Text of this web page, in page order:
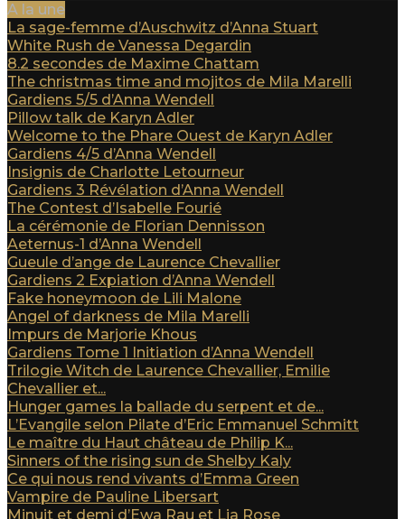
A la une
La sage-femme d’Auschwitz d’Anna Stuart
White Rush de Vanessa Degardin
8.2 secondes de Maxime Chattam
The christmas time and mojitos de Mila Marelli
Gardiens 5/5 d’Anna Wendell
Pillow talk de Karyn Adler
Welcome to the Phare Ouest de Karyn Adler
Gardiens 4/5 d’Anna Wendell
Insignis de Charlotte Letourneur
Gardiens 3 Révélation d’Anna Wendell
The Contest d’Isabelle Fourié
La cérémonie de Florian Dennisson
Aeternus-1 d’Anna Wendell
Gueule d’ange de Laurence Chevallier
Gardiens 2 Expiation d’Anna Wendell
Fake honeymoon de Lili Malone
Angel of darkness de Mila Marelli
Impurs de Marjorie Khous
Gardiens Tome 1 Initiation d’Anna Wendell
Trilogie Witch de Laurence Chevallier, Emilie
Chevallier et...
Hunger games la ballade du serpent et de...
L’Evangile selon Pilate d’Eric Emmanuel Schmitt
Le maître du Haut château de Philip K...
Sinners of the rising sun de Shelby Kaly
Ce qui nous rend vivants d’Emma Green
Vampire de Pauline Libersart
Minuit et demi d’Ewa Rau et Lia Rose